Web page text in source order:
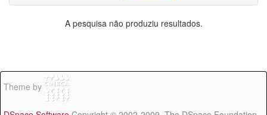
A pesquisa não produziu resultados.
Theme by